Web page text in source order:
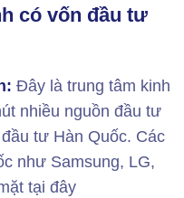
có vốn đầu tư
Đây là trung tâm kinh
nhiều nguồn đầu tư
tư Hàn Quốc. Các
như Samsung, LG,
tại đây